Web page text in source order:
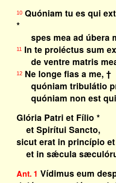
10Quóniam tu es qui
*
spes mea ad úbera
11In te proiéctus sum
de ventre matris
12Ne longe fias a me, †
quóniam tribulátio
quóniam non est
Glória Patri et Fílio *
et Spirítui Sancto,
sicut erat in princípio
et in sǽcula
Ant. 1 Vídimus eum